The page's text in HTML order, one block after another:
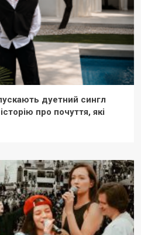
дуетний сингл
про почуття, які